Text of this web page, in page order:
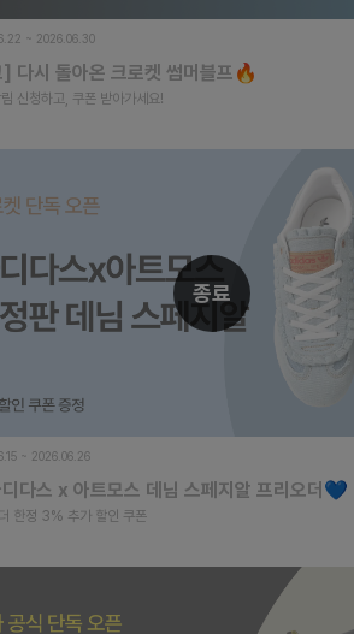
~ 2026.06.30
다시 돌아온 크로켓 썸머블프🔥
신청하고, 쿠폰 받아가세요!
종료
~ 2026.06.26
다스 x 아트모스 데님 스페지알 프리오더💙
한정 3% 추가 할인 쿠폰